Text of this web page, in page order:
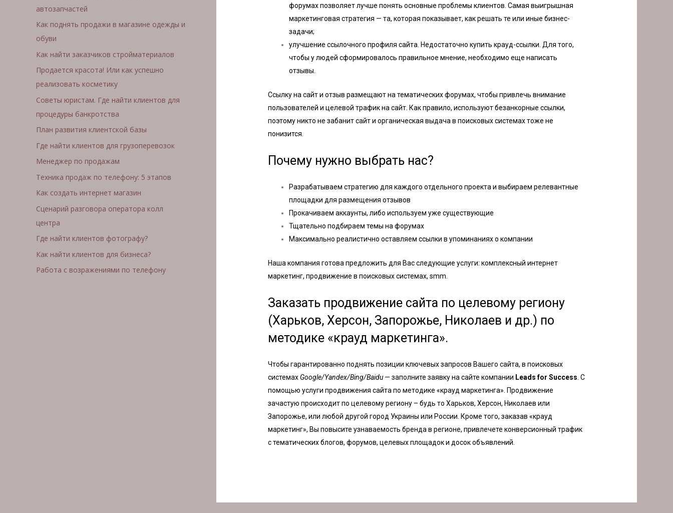
автозапчастей
Как поднять продажи в магазине одежды и
обуви
Как найти заказчиков стройматериалов
Продается красота! Или как успешно
реализовать косметику
Советы юристам. Где найти клиентов для
процедуры банкротства
План развития клиентской базы
Где найти клиентов для грузоперевозок
Менеджер по продажам
Техника продаж по телефону: 5 этапов
Как создать интернет магазин
Сценарий разговора оператора колл
центра
Где найти клиентов фотографу?
Как найти клиентов для бизнеса?
Работа с возражениями по телефону
форумах позволяет лучше понять основные проблемы клиентов. Самая выигрышная
маркетинговая стратегия — та, которая показывает, как решать те или иные бизнес-
задачи;
улучшение ссылочного профиля сайта. Недостаточно купить крауд-ссылки. Для того,
чтобы у людей сформировалось правильное мнение, необходимо еще написать
отзывы.
Ссылку на сайт и отзыв размещают на тематических форумах, чтобы привлечь внимание
пользователей и целевой трафик на сайт. Как правило, используют безанкорные ссылки,
поэтому никто не забанит сайт и органическая выдача в поисковых системах тоже не
понизится.
Почему нужно выбрать нас?
Разрабатываем стратегию для каждого отдельного проекта и выбираем релевантные
площадки для размещения отзывов
Прокачиваем аккаунты, либо используем уже существующие
Тщательно подбираем темы на форумах
Максимально реалистично оставляем ссылки в упоминаниях о компании
Наша компания готова предложить для Вас следующие услуги:комплексный интернет
маркетинг,продвижение в поисковых системах,smm.
Заказать продвижение сайта по целевому региону
(Харьков, Херсон, Запорожье, Николаев и др.) по
методике «крауд маркетинга».
Чтобы гарантированно поднять позиции ключевых запросов Вашего сайта, в поисковых
системах Google/Yandex/Bing/Baidu — заполните заявку на сайте компании Leads for Success . С
помощью услуги продвижения сайта по методике «крауд маркетинга». Продвижение
зачастую происходит по целевому региону – будь то Харьков, Херсон, Николаев или
Запорожье, или любой другой город Украины или России. Кроме того, заказав «крауд
маркетинг», Вы повысите узнаваемость бренда в регионе, привлечете конверсионный трафик
с тематических блогов, форумов, целевых площадок и досок объявлений.